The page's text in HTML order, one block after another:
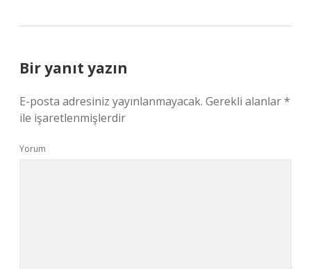
Bir yanıt yazın
E-posta adresiniz yayınlanmayacak. Gerekli alanlar*
ile işaretlenmişlerdir
Yorum